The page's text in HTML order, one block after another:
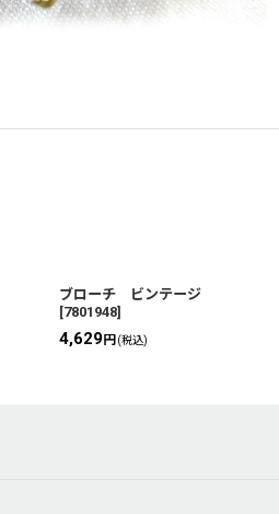
ブローチ ビンテージ
[7801948]
4,629円(税込)